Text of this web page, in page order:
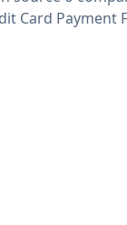
Card Payment